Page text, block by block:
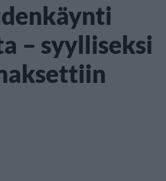
– syylliseksi